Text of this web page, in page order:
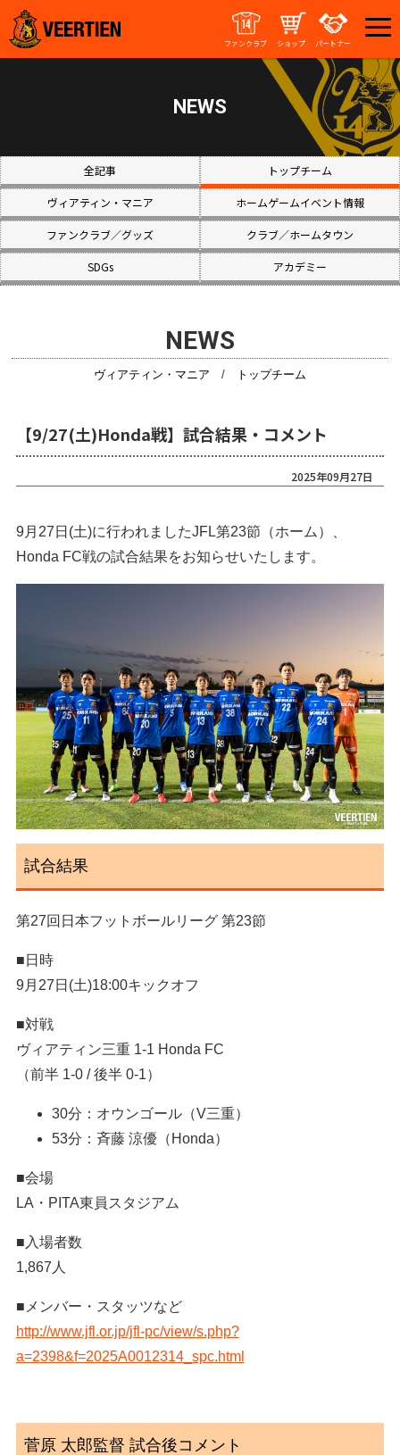
ファンクラブ ショップ パートナー
NEWS
全記事 トップチーム
ヴィアティン・マニア ホームゲームイベント情報
ファンクラブ／グッズ クラブ／ホームタウン
SDGs アカデミー
NEWS
ヴィアティン・マニア / トップチーム
【9/27(土)Honda戦】試合結果・コメント
2025年09月27日
9月27日(土)に行われましたJFL第23節（ホーム）、
Honda FC戦の試合結果をお知らせいたします。
試合結果
第27回日本フットボールリーグ 第23節
■日時
9月27日(土)18:00キックオフ
■対戦
ヴィアティン三重 1-1 Honda FC
（前半 1-0 / 後半 0-1）
30分：オウンゴール（V三重）
53分：斉藤 涼優（Honda）
■会場
LA・PITA東員スタジアム
■入場者数
1,867人
■メンバー・スタッツなど
http://www.jfl.or.jp/jfl-pc/view/s.php?
a=2398&f=2025A0012314_spc.html
菅原 太郎監督 試合後コメント